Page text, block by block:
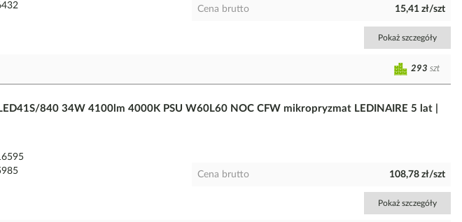
Cena brutto 15,41 zł/szt
Pokaż szczegóły
293 szt
840 34W 4100lm 4000K PSU W60L60 NOC CFW mikropryzmat LEDINAIRE 5 lat |
Cena brutto 108,78 zł/szt
Pokaż szczegóły